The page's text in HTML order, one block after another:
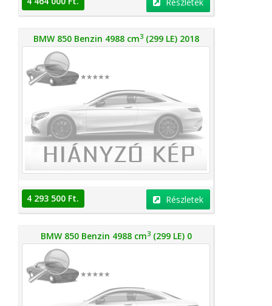
BMW 850 Benzin 4988 cm3(299 LE) 2018
4 293 500 Ft. Részletek
BMW 850 Benzin 4988 cm3(299 LE) 0